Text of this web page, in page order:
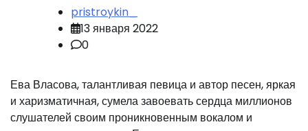
pristroykin_
13 января 2022
0
Ева Власова, талантливая певица и автор песен, яркая
и харизматичная, сумела завоевать сердца миллионов
слушателей своим проникновенным вокалом и